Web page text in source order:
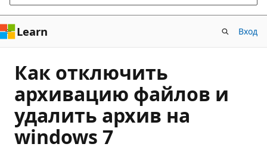
Learn Вход
Как отключить
архивацию файлов и
удалить архив на
windows 7